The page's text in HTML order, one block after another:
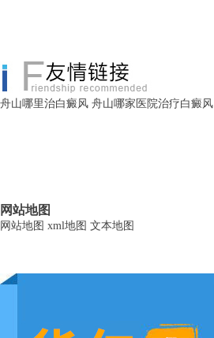
舟山哪里治白癜风 舟山哪家医院治疗白癜风
网站地图
网站地图 xml地图 文本地图